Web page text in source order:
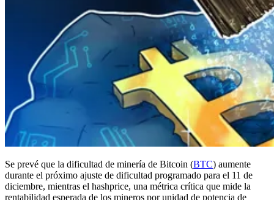
Se prevé que la dificultad de minería de Bitcoin (BTC) aumente
durante el próximo ajuste de dificultad programado para el 11 de
diciembre, mientras el hashprice, una métrica crítica que mide la
rentabilidad esperada de los mineros por unidad de potencia de